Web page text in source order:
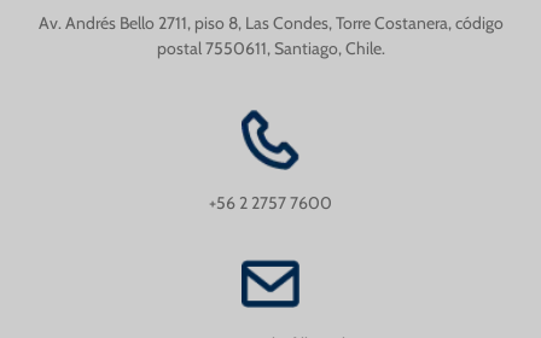
Av. Andrés Bello 2711, piso 8, Las Condes, Torre Costanera, código
postal 7550611, Santiago, Chile.
+56 2 2757 7600